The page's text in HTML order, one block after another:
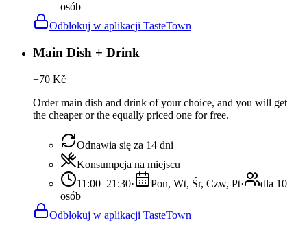
osób
Odblokuj w aplikacji TasteTown
Main Dish + Drink
−70 Kč
Order main dish and drink of your choice, and you will get
the cheaper or the equally priced one for free.
Odnawia się za 14 dni
Konsumpcja na miejscu
11:00–21:30· Pon, Wt, Śr, Czw, Pt·
dla 10
osób
Odblokuj w aplikacji TasteTown